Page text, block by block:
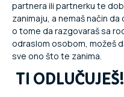
partnera ili partnerku te
zanimaju, a nemaš način
o tome da razgovaraš sa
odraslom osobom, možeš
sve ono što te zanima.
TI ODLUČUJEŠ!